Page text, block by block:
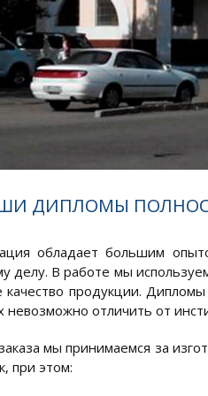
ДИПЛОМЫ
обладает большим
делу. В работе мы
продукции.
невозможно отличить от
мы принимаемся за
при этом: